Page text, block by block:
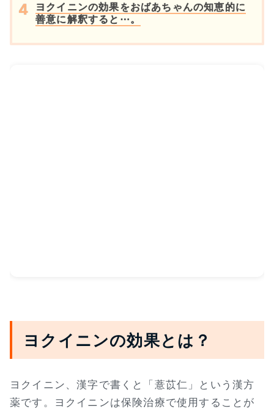
ヨクイニンの効果をおばあちゃんの知恵的に
善意に解釈すると⋯。
ヨクイニンの効果とは？
ヨクイニン、漢字で書くと「薏苡仁」という漢方
薬です。ヨクイニンは保険治療で使用することが